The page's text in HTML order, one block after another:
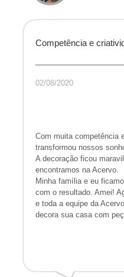
Competência e
02/08/2020
Com muita competência
transformou nossos
A decoração ficou
encontramos na Acervo.
Minha família e eu
com o resultado. Amei!
e toda a equipe da
decora sua casa com